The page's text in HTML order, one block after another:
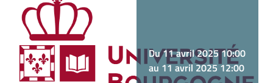
Du 11 avril 2025 10:00
au 11 avril 2025 12:00